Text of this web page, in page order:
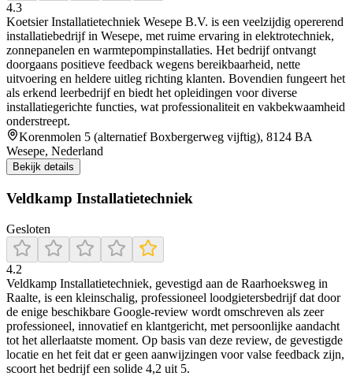
4.3
Koetsier Installatietechniek Wesepe B.V. is een veelzijdig opererend
installatiebedrijf in Wesepe, met ruime ervaring in elektrotechniek,
zonnepanelen en warmtepompinstallaties. Het bedrijf ontvangt
doorgaans positieve feedback wegens bereikbaarheid, nette
uitvoering en heldere uitleg richting klanten. Bovendien fungeert het
als erkend leerbedrijf en biedt het opleidingen voor diverse
installatiegerichte functies, wat professionaliteit en vakbekwaamheid
onderstreept.
Korenmolen 5 (alternatief Boxbergerweg vijftig), 8124 BA
Wesepe, Nederland
Bekijk details
Veldkamp Installatietechniek
Gesloten
4.2
Veldkamp Installatietechniek, gevestigd aan de Raarhoeksweg in
Raalte, is een kleinschalig, professioneel loodgietersbedrijf dat door
de enige beschikbare Google-review wordt omschreven als zeer
professioneel, innovatief en klantgericht, met persoonlijke aandacht
tot het allerlaatste moment. Op basis van deze review, de gevestigde
locatie en het feit dat er geen aanwijzingen voor valse feedback zijn,
scoort het bedrijf een solide 4,2 uit 5.